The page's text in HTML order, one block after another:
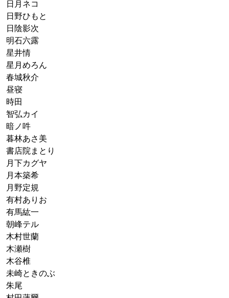
日月ネコ
日野ひもと
日陰影次
明石六露
星井情
星月めろん
春城秋介
昼寝
時田
智弘カイ
暗ノ吽
暮林あさ美
書店院まとり
月下カグヤ
月本築希
月野定規
有村ありお
有馬紘一
朝峰テル
木村世蘭
木瀬樹
木谷椎
未崎ときのぶ
朱尾